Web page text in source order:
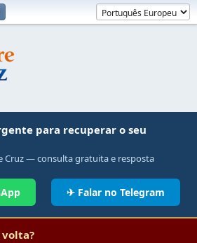
para recuperar o seu
Cruz — consulta gratuita e resposta
✈ Falar no Telegram
volta?